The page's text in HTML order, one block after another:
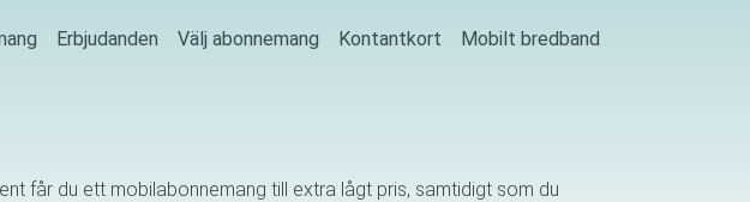
Erbjudanden Välj abonnemang Kontantkort Mobilt bredband
får du ett mobilabonnemang till extra lågt pris, samtidigt som du